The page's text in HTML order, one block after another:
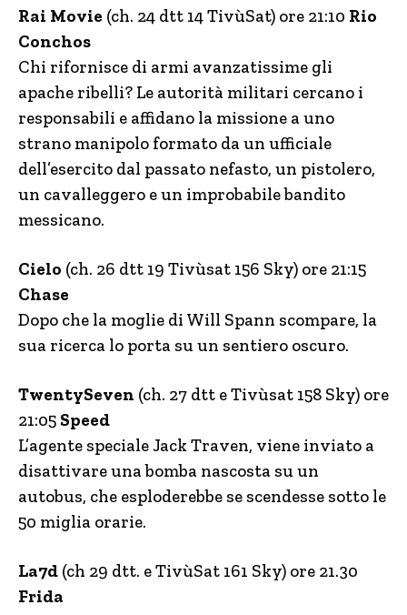
Rai Movie (ch. 24 dtt 14 TivùSat) ore 21:10 Rio
Conchos
Chi rifornisce di armi avanzatissime gli
apache ribelli? Le autorità militari cercano i
responsabili e affidano la missione a uno
strano manipolo formato da un ufficiale
dell’esercito dal passato nefasto, un pistolero,
un cavalleggero e un improbabile bandito
messicano.
Cielo (ch. 26 dtt 19 Tivùsat 156 Sky) ore 21:15
Chase
Dopo che la moglie di Will Spann scompare, la
sua ricerca lo porta su un sentiero oscuro.
TwentySeven (ch. 27 dtt e Tivùsat 158 Sky) ore
21:05 Speed
L’agente speciale Jack Traven, viene inviato a
disattivare una bomba nascosta su un
autobus, che esploderebbe se scendesse sotto le
50 miglia orarie.
La7d (ch 29 dtt. e TivùSat 161 Sky) ore 21.30
Frida